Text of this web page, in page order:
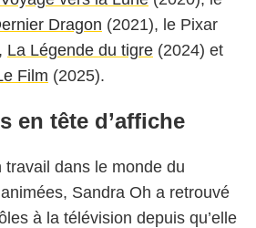
Dragon (2021), le Pixar
La Légende du tigre (2024) et
Film (2025).
en tête d’affiche
travail dans le monde du
Sandra Oh a retrouvé
à la télévision depuis qu’elle